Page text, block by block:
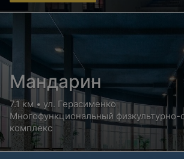
Мандарин
7.1 км • ул. Герасименко
Многофункциональный физкультурно-
комплекс